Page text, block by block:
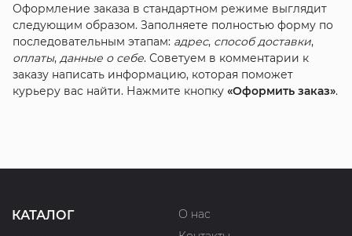
Оформление заказа в стандартном режиме выглядит
следующим образом. Заполняете полностью форму по
последовательным этапам: адрес, способ доставки,
оплаты, данные о себе. Советуем в комментарии к
заказу написать информацию, которая поможет
курьеру вас найти. Нажмите кнопку «Оформить заказ».
КАТАЛОГ
О нас